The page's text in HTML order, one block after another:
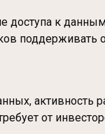
доступа к
поддерживать
от